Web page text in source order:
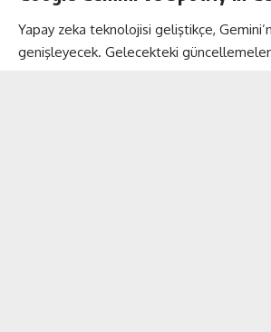
Yapay zeka teknolojisi geliştikçe,
genişleyecek. Gelecekteki güncellemeler